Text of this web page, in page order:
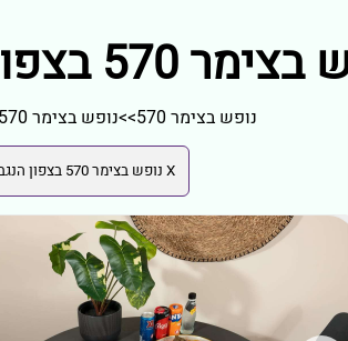
570 בצפון הנגב
נופש בצימר 570
>>נופש בצימר 570 בצפון הנגב
X נופש בצימר 570 בצפון הנגב